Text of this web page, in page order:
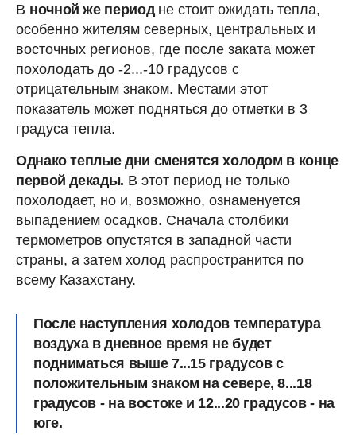
В ночной же периодне стоит ожидать тепла,
особенно жителям северных, центральных и
восточных регионов, где после заката может
похолодать до -2...-10 градусов с
отрицательным знаком. Местами этот
показатель может подняться до отметки в 3
градуса тепла.
Однако теплые дни сменятся холодом в конце
первой декады. В этот период не только
похолодает, но и, возможно, ознаменуется
выпадением осадков. Сначала столбики
термометров опустятся в западной части
страны, а затем холод распространится по
всему Казахстану.
После наступления холодов температура
воздуха в дневное время не будет
подниматься выше 7...15 градусов с
положительным знаком на севере, 8...18
градусов - на востоке и 12...20 градусов - на
юге.